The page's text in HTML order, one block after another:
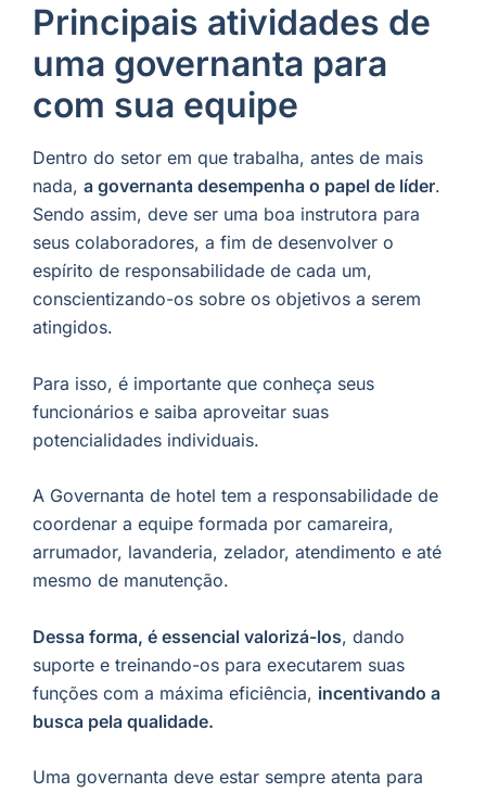
Principais atividades de
uma governanta para
com sua equipe
Dentro do setor em que trabalha, antes de mais
nada, a governanta desempenha o papel de líder.
Sendo assim, deve ser uma boa instrutora para
seus colaboradores, a fim de desenvolver o
espírito de responsabilidade de cada um,
conscientizando-os sobre os objetivos a serem
atingidos.
Para isso, é importante que conheça seus
funcionários e saiba aproveitar suas
potencialidades individuais.
A Governanta de hotel tem a responsabilidade de
coordenar a equipe formada por camareira,
arrumador, lavanderia, zelador, atendimento e até
mesmo de manutenção.
Dessa forma, é essencial valorizá-los, dando
suporte e treinando-os para executarem suas
funções com a máxima eficiência, incentivando a
busca pela qualidade.
Uma governanta deve estar sempre atenta para